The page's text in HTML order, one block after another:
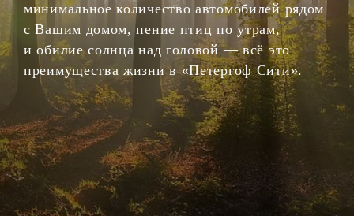
минимальное количество автомобилей рядом
с Вашим домом, пение птиц по утрам,
и обилие солнца над головой — всё это
преимущества жизни в «Петергоф Сити».